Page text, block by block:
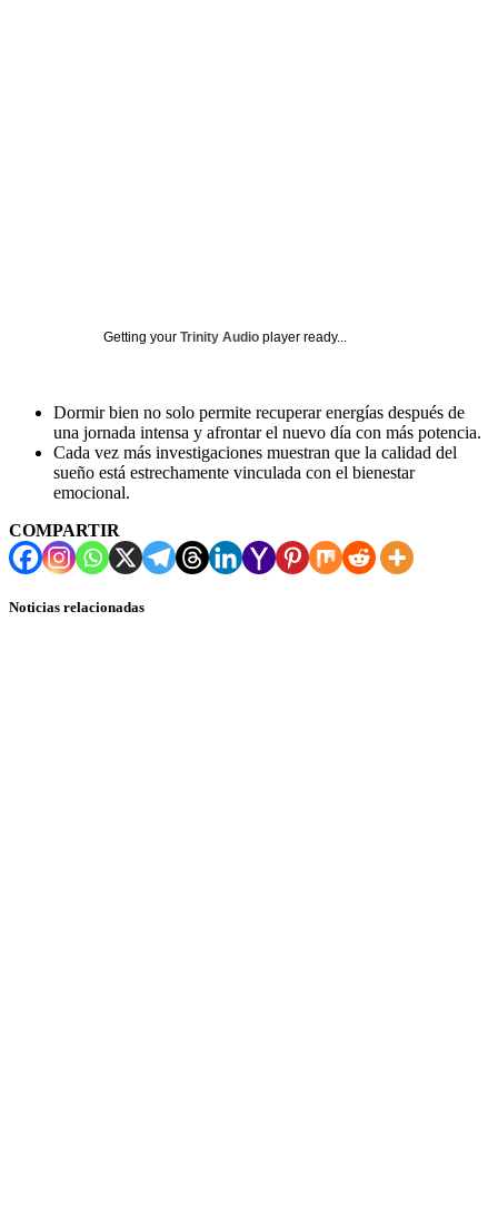
Getting your Trinity Audio player ready...
Dormir bien no solo permite recuperar energías después de
una jornada intensa y afrontar el nuevo día con más potencia.
Cada vez más investigaciones muestran que la calidad del
sueño está estrechamente vinculada con el bienestar
emocional.
COMPARTIR
Noticias relacionadas